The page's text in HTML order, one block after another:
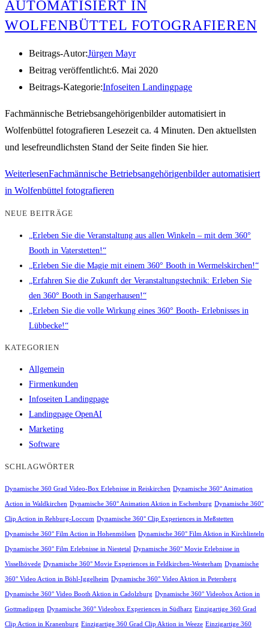
AUTOMATISIERT IN
WOLFENBÜTTEL FOTOGRAFIEREN
Beitrags-Autor:Jürgen Mayr
Beitrag veröffentlicht:6. Mai 2020
Beitrags-Kategorie:Infoseiten Landingpage
Fachmännische Betriebsangehörigenbilder automatisiert in
Wolfenbüttel fotografieren Lesezeit ca. 4 Minuten. Den aktuellsten
und lesefreundlichsten Stand der Seite finden Sie hier.
WeiterlesenFachmännische Betriebsangehörigenbilder automatisiert
in Wolfenbüttel fotografieren
NEUE BEITRÄGE
„Erleben Sie die Veranstaltung aus allen Winkeln – mit dem 360°
Booth in Vaterstetten!“
„Erleben Sie die Magie mit einem 360° Booth in Wermelskirchen!“
„Erfahren Sie die Zukunft der Veranstaltungstechnik: Erleben Sie
den 360° Booth in Sangerhausen!“
„Erleben Sie die volle Wirkung eines 360° Booth- Erlebnisses in
Lübbecke!“
KATEGORIEN
Allgemein
Firmenkunden
Infoseiten Landingpage
Landingpage OpenAI
Marketing
Software
SCHLAGWÖRTER
Dynamische 360 Grad Video-Box Erlebnisse in Reiskirchen Dynamische 360° Animation
Action in Waldkirchen Dynamische 360° Animation Aktion in Eschenburg Dynamische 360°
Clip Action in Rehburg-Loccum Dynamische 360° Clip Experiences in Meßstetten
Dynamische 360° Film Action in Hohenmölsen Dynamische 360° Film Aktion in Kirchlinteln
Dynamische 360° Film Erlebnisse in Niestetal Dynamische 360° Movie Erlebnisse in
Visselhövede Dynamische 360° Movie Experiences in Feldkirchen-Westerham Dynamische
360° Video Action in Böhl-Iggelheim Dynamische 360° Video Aktion in Petersberg
Dynamische 360° Video Booth Aktion in Cadolzburg Dynamische 360° Videobox Action in
Gottmadingen Dynamische 360° Videobox Experiences in Südharz Einzigartige 360 Grad
Clip Action in Kranenburg Einzigartige 360 Grad Clip Aktion in Weeze Einzigartige 360